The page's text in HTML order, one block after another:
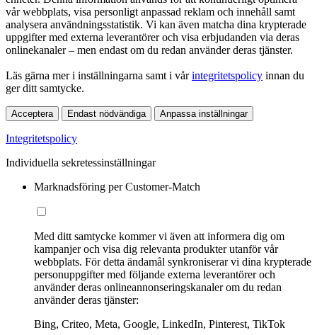
vår webbplats, visa personligt anpassad reklam och innehåll samt
analysera användningsstatistik. Vi kan även matcha dina krypterade
uppgifter med externa leverantörer och visa erbjudanden via deras
onlinekanaler – men endast om du redan använder deras tjänster.
Läs gärna mer i inställningarna samt i vårintegritetspolicy innan du
ger ditt samtycke.
Acceptera Endast nödvändiga Anpassa inställningar
Integritetspolicy
Individuella sekretessinställningar
Marknadsföring per Customer-Match
Med ditt samtycke kommer vi även att informera dig om
kampanjer och visa dig relevanta produkter utanför vår
webbplats. För detta ändamål synkroniserar vi dina krypterade
personuppgifter med följande externa leverantörer och
använder deras onlineannonseringskanaler om du redan
använder deras tjänster:
Bing, Criteo, Meta, Google, LinkedIn, Pinterest, TikTok